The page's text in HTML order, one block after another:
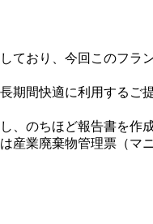
おり、今回このフラ
期間快適に利用するご
、のちほど報告書を作成
業廃棄物管理票（マ